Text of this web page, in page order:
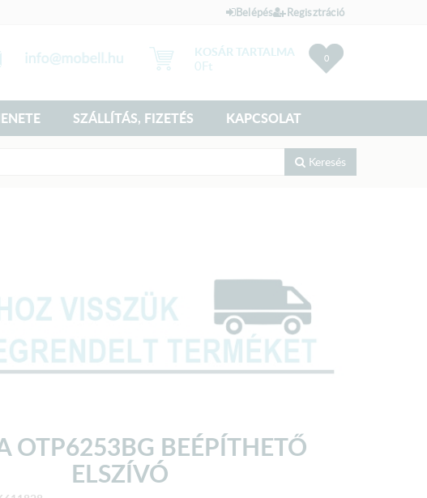
Belépés Regisztráció
0
KOSÁR TARTALMA
0Ft
SZÁLLÍTÁS, FIZETÉS KAPCSOLAT
Keresés
OTP6253BG BEÉPÍTHETŐ
ELSZÍVÓ